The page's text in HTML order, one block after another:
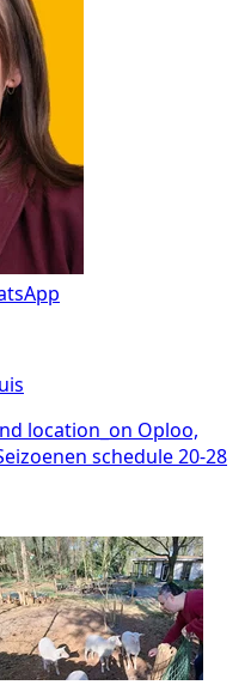
location_on Oploo,
schedule20-28